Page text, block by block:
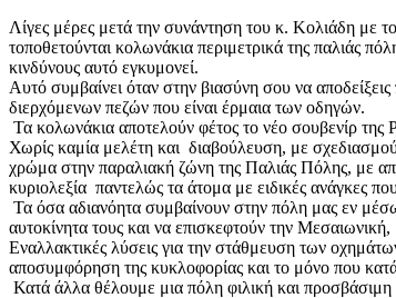
Λίγες μέρες μετά την συνάντηση του κ. Κολιάδη με
τοποθετούνται κολωνάκια περιμετρικά της παλιάς
κινδύνους αυτό εγκυμονεί.
Αυτό συμβαίνει όταν στην βιασύνη σου να
διερχόμενων πεζών που είναι έρμαια των οδηγών.
Τα κολωνάκια αποτελούν φέτος το νέο σουβενίρ της
Χωρίς καμία μελέτη και διαβούλευση, με
χρώμα στην παραλιακή ζώνη της Παλιάς Πόλης, με
κυριολεξία παντελώς τα άτομα με ειδικές ανάγκες
Τα όσα αδιανόητα συμβαίνουν στην πόλη μας εν
αυτοκίνητα τους και να επισκεφτούν την
Εναλλακτικές λύσεις για την στάθμευση των
αποσυμφόρηση της κυκλοφορίας και το μόνο που
Κατά άλλα θέλουμε μια πόλη φιλική και προσβάσιμη